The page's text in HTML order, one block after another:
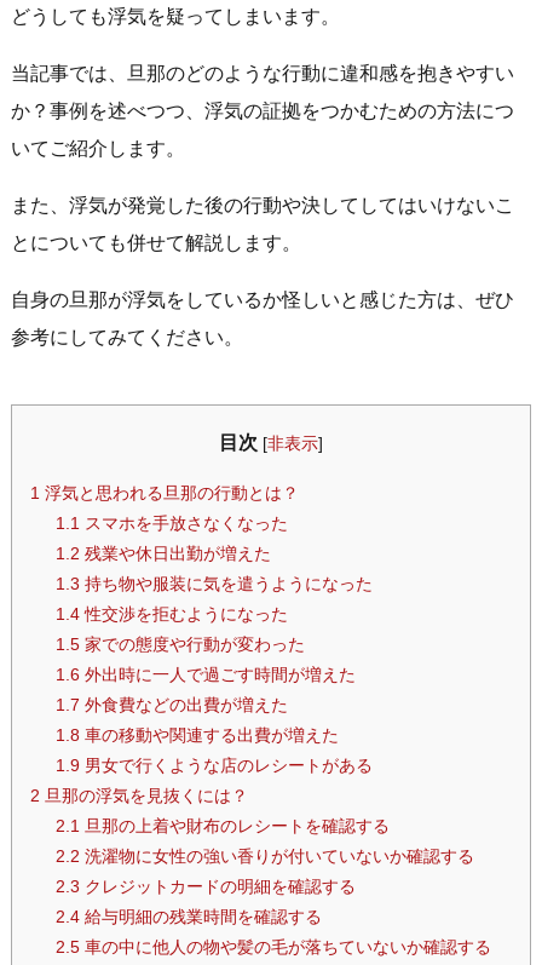
どうしても浮気を疑ってしまいます。
当記事では、旦那のどのような行動に違和感を抱きやすい
か？事例を述べつつ、浮気の証拠をつかむための方法につ
いてご紹介します。
また、浮気が発覚した後の行動や決してしてはいけないこ
とについても併せて解説します。
自身の旦那が浮気をしているか怪しいと感じた方は、ぜひ
参考にしてみてください。
目次 [非表示]
1浮気と思われる旦那の行動とは？
1.1スマホを手放さなくなった
1.2 残業や休日出勤が増えた
1.3 持ち物や服装に気を遣うようになった
1.4性交渉を拒むようになった
1.5家での態度や行動が変わった
1.6外出時に一人で過ごす時間が増えた
1.7 外食費などの出費が増えた
1.8車の移動や関連する出費が増えた
1.9男女で行くような店のレシートがある
2 旦那の浮気を見抜くには？
2.1旦那の上着や財布のレシートを確認する
2.2 洗濯物に女性の強い香りが付いていないか確認する
2.3 クレジットカードの明細を確認する
2.4給与明細の残業時間を確認する
2.5車の中に他人の物や髪の毛が落ちていないか確認する